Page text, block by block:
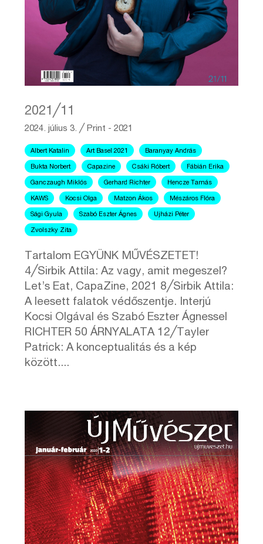
2021╱11
2024. július 3. ╱Print - 2021
Albert Katalin Art Basel 2021 Baranyay András
Bukta Norbert Capazine Csáki Róbert Fábián Erika
Ganczaugh Miklós Gerhard Richter Hencze Tamás
KAWS Kocsi Olga Matzon Ákos Mészáros Flóra
Sági Gyula Szabó Eszter Ágnes Ujházi Péter
Zvolszky Zita
Tartalom EGYÜNK MŰVÉSZETET!
4╱Sirbik Attila: Az vagy, amit megeszel?
Let’s Eat, CapaZine, 2021 8╱Sirbik Attila:
A leesett falatok védőszentje. Interjú
Kocsi Olgával és Szabó Eszter Ágnessel
RICHTER 50 ÁRNYALATA 12╱Tayler
Patrick: A konceptualitás és a kép
között....